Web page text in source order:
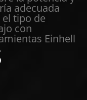
adecuada
el tipo de
con
Einhell